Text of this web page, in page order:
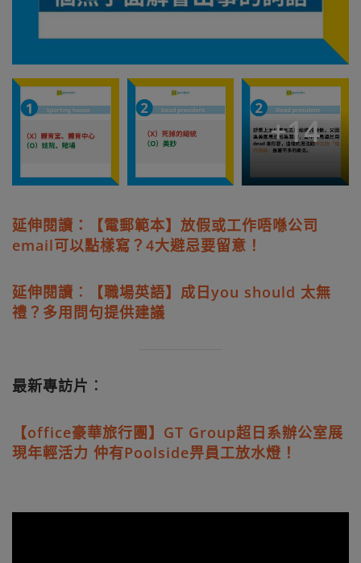
+14
延伸閱讀：【電郵範本】放假或工作唔喺公司
email可以點樣寫？4大避忌要留意！
延伸閱讀︰【職場英語】成日you should 太無
禮？多用問句提供建議
最新專訪片︰
【office豪華旅行團】GT Group超日系辦公室展
現年輕活力 仲有Poolside畀員工放水燈！